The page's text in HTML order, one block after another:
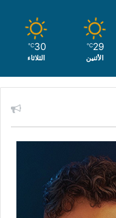
29
℃
الأثنين
30
℃
الثلاثاء